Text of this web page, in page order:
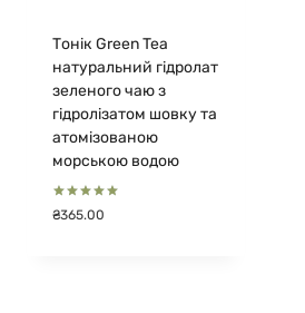
Тонік Green Tea
натуральний гідролат
зеленого чаю з
гідролізатом шовку та
атомізованою
морською водою
Оцінено в
5.00
₴365.00